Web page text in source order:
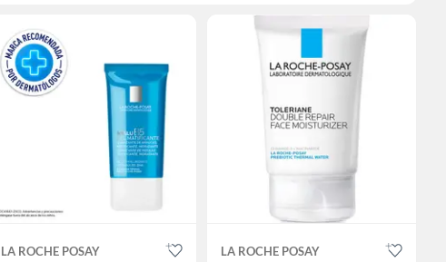
LA ROCHE POSAY LA ROCHE POSAY